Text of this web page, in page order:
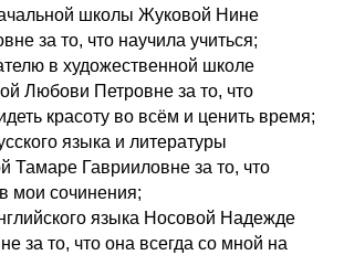
школы Жуковой Нине
за то, что научила учиться;
в художественной школе
Любови Петровне за то, что
красоту во всём и ценить время;
языка и литературы
Тамаре Гаврииловне за то, что
мои сочинения;
языка Носовой Надежде
за то, что она всегда со мной на